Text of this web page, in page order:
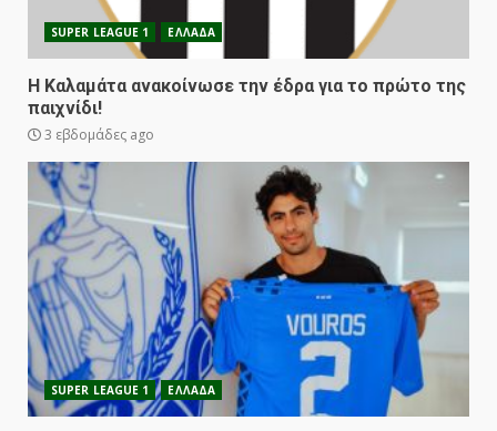
SUPER LEAGUE 1 ΕΛΛΑΔΑ
Η Καλαμάτα ανακοίνωσε την έδρα για το πρώτο της
παιχνίδι!
3 εβδομάδες ago
SUPER LEAGUE 1 ΕΛΛΑΔΑ